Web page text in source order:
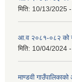
मिति: 10/13/2025
आ.व २०८१-०८२ को
मिति: 10/04/2024
माण्डवी